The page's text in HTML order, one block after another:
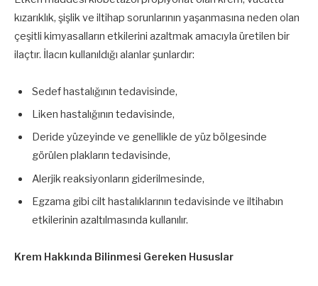
kızarıklık, şişlik ve iltihap sorunlarının yaşanmasına neden olan
çeşitli kimyasalların etkilerini azaltmak amacıyla üretilen bir
ilaçtır. İlacın kullanıldığı alanlar şunlardır:
Sedef hastalığının tedavisinde,
Liken hastalığının tedavisinde,
Deride yüzeyinde ve genellikle de yüz bölgesinde
görülen plakların tedavisinde,
Alerjik reaksiyonların giderilmesinde,
Egzama gibi cilt hastalıklarının tedavisinde ve iltihabın
etkilerinin azaltılmasında kullanılır.
Krem Hakkında Bilinmesi Gereken Hususlar